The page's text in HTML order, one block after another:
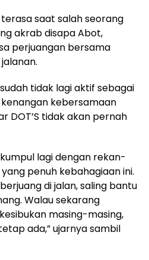
saat salah seorang
akrab disapa Abot,
perjuangan bersama
tidak lagi aktif sebagai
kebersamaan
DOT’S tidak akan pernah
lagi dengan rekan-
penuh kebahagiaan ini.
di jalan, saling bantu
Walau sekarang
masing-masing,
ada,” ujarnya sambil